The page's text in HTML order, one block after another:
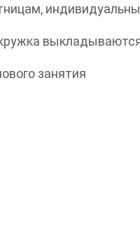
кружка
занятия